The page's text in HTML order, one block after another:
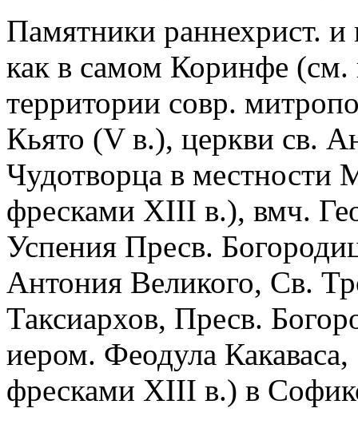
Памятники раннехрист. и
как в самом Коринфе (см.
территории совр.
Кьято (V в.), церкви св.
Чудотворца в местности
фресками XIII в.), вмч.
Успения Пресв.
Антония Великого, Св.
Таксиархов, Пресв.
иером. Феодула
фресками XIII в.) в